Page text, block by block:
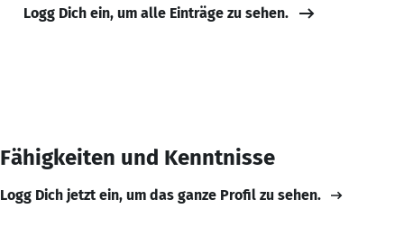
Logg Dich ein, um alle Einträge zu sehen.
Fähigkeiten und Kenntnisse
Logg Dich jetzt ein, um das ganze Profil zu sehen.